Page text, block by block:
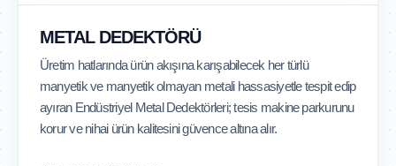
METAL DEDEKTÖRÜ
Üretim hatlarında ürün akışına karışabilecek her türlü
manyetik ve manyetik olmayan metali hassasiyetle tespit edip
ayıran Endüstriyel Metal Dedektörleri; tesis makine parkurunu
korur ve nihai ürün kalitesini güvence altına alır.